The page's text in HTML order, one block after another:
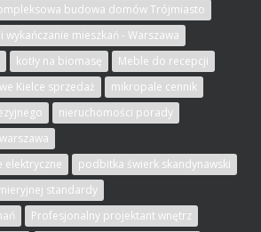
budowa domów Trójmiasto
mieszkań - Warszawa
kotły na biomasę
Meble do recepcji
Kielce sprzedaż
mikropale cennik
nieruchomości porady
elektryczne
podbitka świerk skandynawski
standardy
Profesjonalny projektant wnętrz